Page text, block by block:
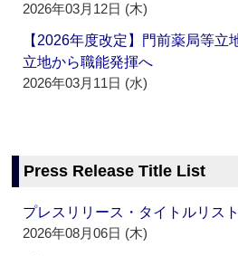
2026年03月12日 (木)
【2026年度改定】門前薬局等
立地から職能発揮へ
2026年03月11日 (水)
Press Release Title List
プレスリリース・タイトルリス
2026年08月06日 (木)